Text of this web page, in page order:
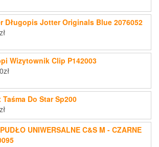
Długopis Jotter Originals Blue 2076052
zł
Wizytownik Clip P142003
zł
Taśma Do Star Sp200
zł
UNIWERSALNE C&S M - CZARNE